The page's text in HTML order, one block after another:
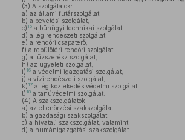
(3) A szolgálatok:
a) az állami futárszolgálat,
b) a bevetési szolgálat,
c) 15 a bűnügyi technikai szolgálat,
d) a légirendészeti szolgálat,
e) a rendőri csapaterő,
f) a repülőtéri rendőri szolgálat,
g) a tűzszerész szolgálat,
h) az ügyeleti szolgálat,
i) 16 a védelmi igazgatási szolgálat,
j) a vízirendészeti szolgálat,
k) 17 a légiközlekedés védelmi szolgálat,
l) 18 a tanúvédelmi szolgálat.
(4) A szakszolgálatok:
a) az ellenőrzési szakszolgálat,
b) a gazdasági szakszolgálat,
c) a hivatali szakszolgálat, valamint
d) a humánigazgatási szakszolgálat.